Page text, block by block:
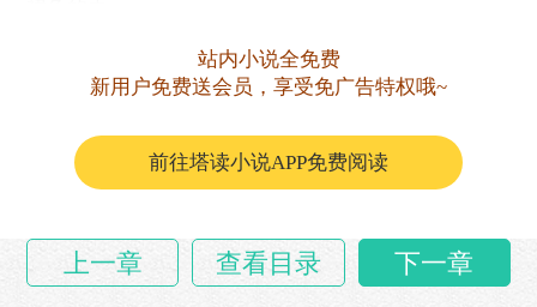
许敛赶忙松开，适可而止，他把参加剑阁剑道之
争的事说了一遍，主要是跟剑皇夫人有关的事，细
……
站内小说全免费
新用户免费送会员，享受免广告特权哦~
前往塔读小说APP免费阅读
上一章 查看目录 下一章